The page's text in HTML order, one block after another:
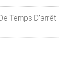
Temps D'arrêt